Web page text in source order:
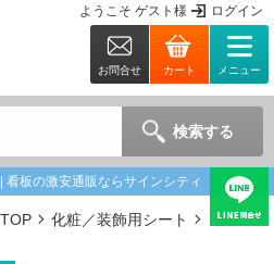
ようこそ ゲスト 様 ログイン
お問合せ カート メニュー
検索する
板の激安通販ならサインシティ
化粧／装飾用シート